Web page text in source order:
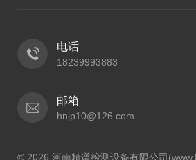
电话
18239993883
邮箱
hnjp10@126.com
© 2026 河南精谱检测设备有限公司